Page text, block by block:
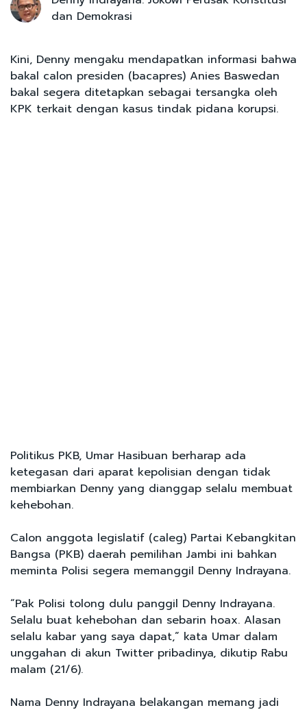
dan Demokrasi
Kini, Denny mengaku mendapatkan informasi bahwa
bakal calon presiden (bacapres) Anies Baswedan
bakal segera ditetapkan sebagai tersangka oleh
KPK terkait dengan kasus tindak pidana korupsi.
Politikus PKB, Umar Hasibuan berharap ada
ketegasan dari aparat kepolisian dengan tidak
membiarkan Denny yang dianggap selalu membuat
kehebohan.
Calon anggota legislatif (caleg) Partai Kebangkitan
Bangsa (PKB) daerah pemilihan Jambi ini bahkan
meminta Polisi segera memanggil Denny Indrayana.
“Pak Polisi tolong dulu panggil Denny Indrayana.
Selalu buat kehebohan dan sebarin hoax. Alasan
selalu kabar yang saya dapat,” kata Umar dalam
unggahan di akun Twitter pribadinya, dikutip Rabu
malam (21/6).
Nama Denny Indrayana belakangan memang jadi